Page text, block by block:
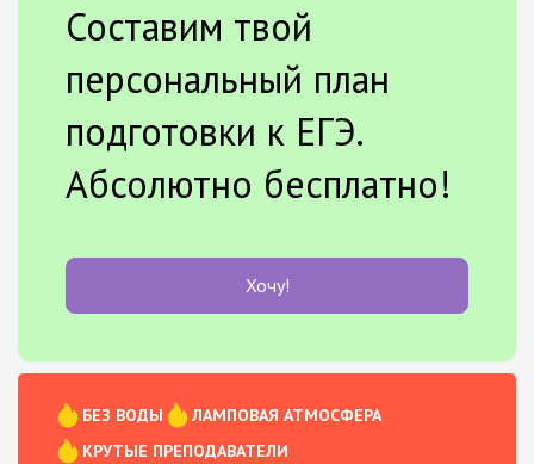
Составим твой
персональный план
подготовки к ЕГЭ.
Абсолютно бесплатно!
Хочу!
БЕЗ ВОДЫ
ЛАМПОВАЯ АТМОСФЕРА
КРУТЫЕ ПРЕПОДАВАТЕЛИ